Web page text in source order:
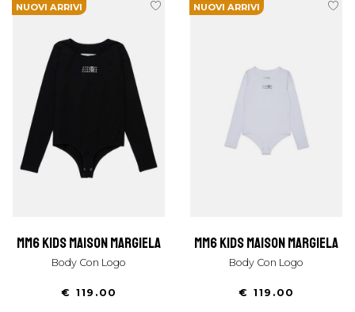
NUOVI ARRIVI
mm6 kids maison margiela
Body Con Logo
€ 119.00
NUOVI ARRIVI
mm6 kids maison margiela
Body Con Logo
€ 119.00